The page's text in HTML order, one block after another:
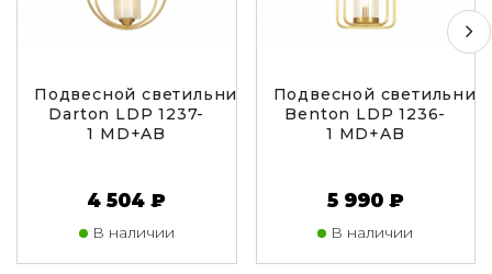
Подвесной светильник Lumina Deco
Darton LDP 1237-
1 MD+AB
4 504 ₽
В наличии
Подвесной
Benton LDP 1236-
1 MD+AB
5 990 ₽
В наличии